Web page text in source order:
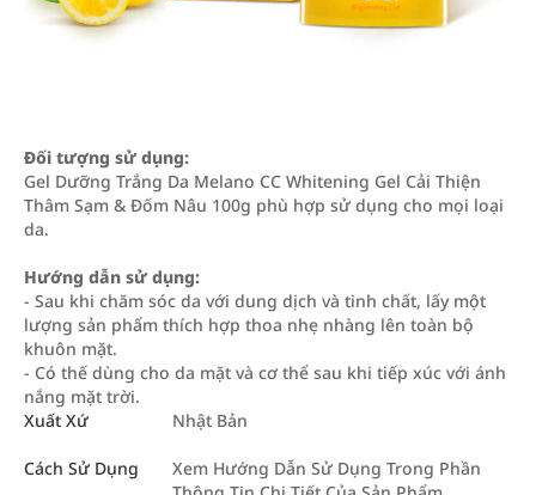
Đối tượng sử dụng:
Gel Dưỡng Trắng Da Melano CC Whitening Gel Cải Thiện
Thâm Sạm & Đốm Nâu 100g phù hợp sử dụng cho mọi loại
da.
Hướng dẫn sử dụng:
- Sau khi chăm sóc da với dung dịch và tinh chất, lấy một
lượng sản phẩm thích hợp thoa nhẹ nhàng lên toàn bộ
khuôn mặt.
- Có thế dùng cho da mặt và cơ thể sau khi tiếp xúc với ánh
nắng mặt trời.
Xuất Xứ
Nhật Bản
Cách Sử Dụng
Xem Hướng Dẫn Sử Dụng Trong Phần